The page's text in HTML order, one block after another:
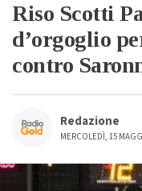
Riso Scotti
d’orgoglio
contro
Redazione
MERCOLEDÌ, 15